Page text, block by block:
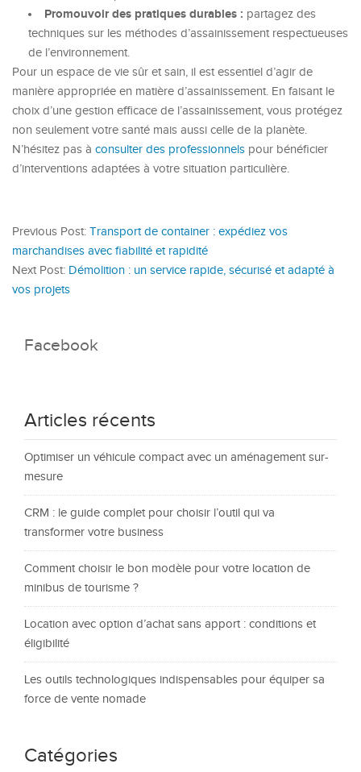
Promouvoir des pratiques durables : partagez des
techniques sur les méthodes d’assainissement respectueuses
de l’environnement.
Pour un espace de vie sûr et sain, il est essentiel d’agir de
manière appropriée en matière d’assainissement. En faisant le
choix d’une gestion efficace de l’assainissement, vous protégez
non seulement votre santé mais aussi celle de la planète.
N’hésitez pas à consulter des professionnels pour bénéficier
d’interventions adaptées à votre situation particulière.
Previous Post: Transport de container : expédiez vos
marchandises avec fiabilité et rapidité
Next Post: Démolition : un service rapide, sécurisé et adapté à
vos projets
Facebook
Articles récents
Optimiser un véhicule compact avec un aménagement sur-
mesure
CRM : le guide complet pour choisir l’outil qui va
transformer votre business
Comment choisir le bon modèle pour votre location de
minibus de tourisme ?
Location avec option d’achat sans apport : conditions et
éligibilité
Les outils technologiques indispensables pour équiper sa
force de vente nomade
Catégories